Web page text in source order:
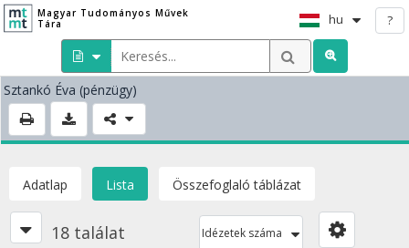
Magyar Tudományos Művek
Tára
hu ?
Sztankó Éva (pénzügy)
Adatlap Lista Összefoglaló táblázat
18 találat Idézetek száma